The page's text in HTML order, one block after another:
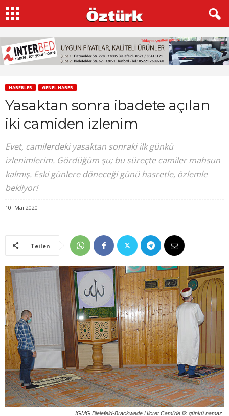
HABERLER GENEL HABER
Yasaktan sonra ibadete açılan
iki camiden izlenim
Evet, camilerdeki yasaktan sonraki ilk günkü
izlenimlerim. Gördüğüm şu; bu süreçte camiler mahsun
kalmış. Eski günlere döneceği günü hasretle, özlemle
bekliyor!
10. Mai 2020
Teilen
IGMG Bielefeld-Brackwede Hicret Cami'de ilk günkü namaz.